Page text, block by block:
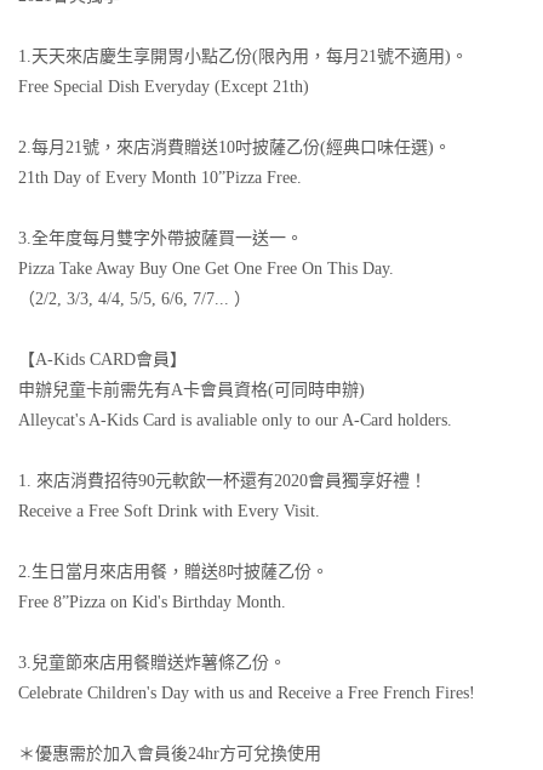
1.天天來店慶生享開胃小點乙份(限內用，每月21號不適用)。
Free Special Dish Everyday (Except 21th)
2.每月21號，來店消費贈送10吋披薩乙份(經典口味任選)。
21th Day of Every Month 10”Pizza Free.
3.全年度每月雙字外帶披薩買一送一。
Pizza Take Away Buy One Get One Free On This Day.
（2/2, 3/3, 4/4, 5/5, 6/6, 7/7... ）
【A-Kids CARD會員】
申辦兒童卡前需先有A卡會員資格(可同時申辦)
Alleycat's A-Kids Card is avaliable only to our A-Card holders.
1. 來店消費招待90元軟飲一杯還有2020會員獨享好禮！
Receive a Free Soft Drink with Every Visit.
2.生日當月來店用餐，贈送8吋披薩乙份。
Free 8”Pizza on Kid's Birthday Month.
3.兒童節來店用餐贈送炸薯條乙份。
Celebrate Children's Day with us and Receive a Free French Fires!
＊優惠需於加入會員後24hr方可兌換使用